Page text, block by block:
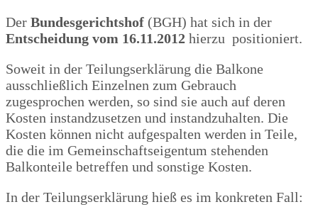
Der Bundesgerichtshof (BGH) hat sich in der
Entscheidung vom 16.11.2012 hierzu positioniert.
Soweit in der Teilungserklärung die Balkone
ausschließlich Einzelnen zum Gebrauch
zugesprochen werden, so sind sie auch auf deren
Kosten instandzusetzen und instandzuhalten. Die
Kosten können nicht aufgespalten werden in Teile,
die die im Gemeinschaftseigentum stehenden
Balkonteile betreffen und sonstige Kosten.
In der Teilungserklärung hieß es im konkreten Fall: